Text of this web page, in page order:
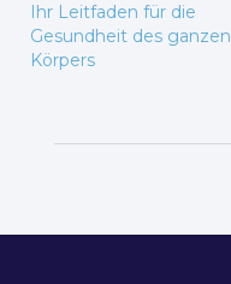
Ihr Leitfaden für die
Gesundheit des ganzen
Körpers